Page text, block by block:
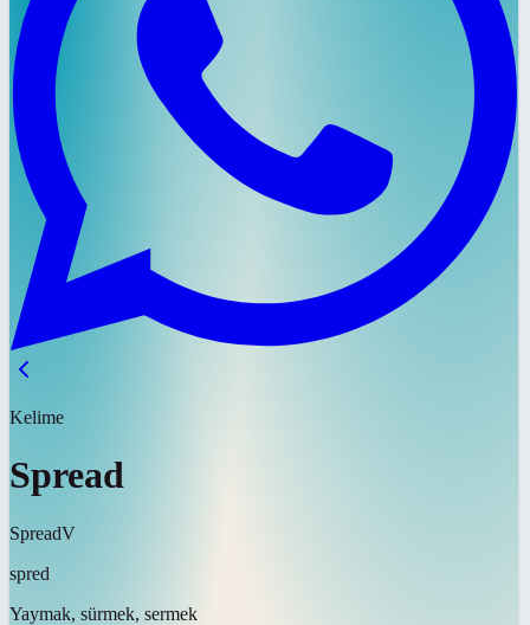
Kelime
Spread
SpreadV
spred
Yaymak, sürmek, sermek